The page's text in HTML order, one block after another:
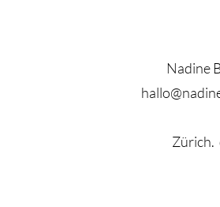
Nadine
Zürich.